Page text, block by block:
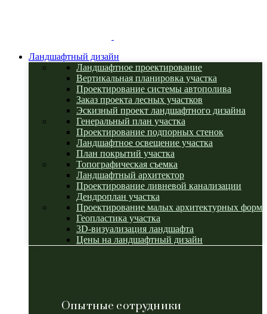
Ландшафтный дизайн
Ландшафтное проектирование
Вертикальная планировка участка
Проектирование системы автополива
Заказ проекта лесных участков
Эскизный проект ландшафтного дизайна
Генеральный план участка
Проектирование подпорных стенок
Ландшафтное освещение участка
План покрытий участка
Топографическая съемка
Ландшафтный архитектор
Проектирование ливневой канализации
Дендроплан участка
Проектирование малых архитектурных форм
Геопластика участка
3D-визуализация ландшафта
Цены на ландшафтный дизайн
Опытные сотрудники